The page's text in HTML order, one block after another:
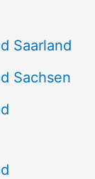
Saarland
Sachsen